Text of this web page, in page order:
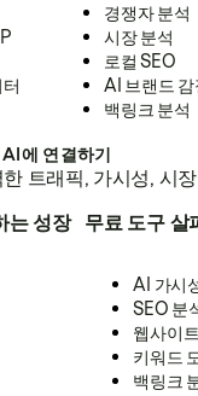
경쟁자 분석
시장 분석
로컬 SEO
AI 브랜드 감
백링크 분석
에 연결하기
트래픽, 가시성, 시
는 성장 무료 도구 살
AI 가시
SEO 분
웹사이
키워드
백링크